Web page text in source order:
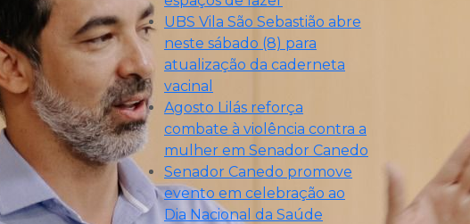
UBS Vila São Sebastião abre
neste sábado (8) para
atualização da caderneta
vacinal
Agosto Lilás reforça
combate à violência contra a
mulher em Senador Canedo
Senador Canedo promove
evento em celebração ao
Dia Nacional da Saúde